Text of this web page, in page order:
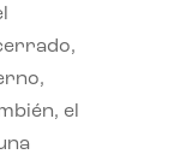
el